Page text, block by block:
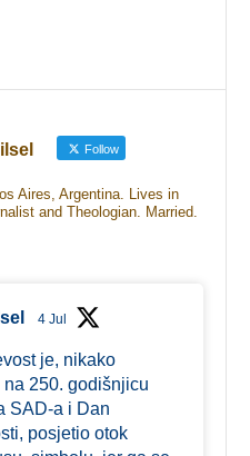
Follow
Aires, Argentina. Lives in
and Theologian. Married.
4 Jul
je, nikako
250. godišnjicu
SAD-a i Dan
posjetio otok